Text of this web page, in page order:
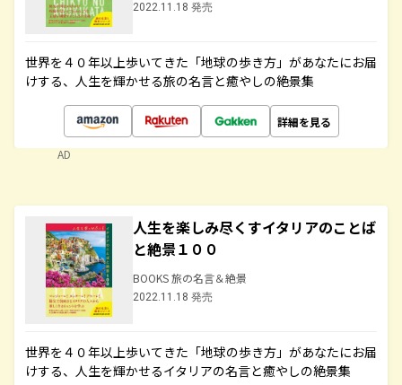
2022.11.18 発売
世界を４０年以上歩いてきた「地球の歩き方」があなたにお届
けする、人生を輝かせる旅の名言と癒やしの絶景集
詳細を見る
AD
人生を楽しみ尽くすイタリアのことば
と絶景１００
BOOKS 旅の名言＆絶景
2022.11.18 発売
世界を４０年以上歩いてきた「地球の歩き方」があなたにお届
けする、人生を輝かせるイタリアの名言と癒やしの絶景集